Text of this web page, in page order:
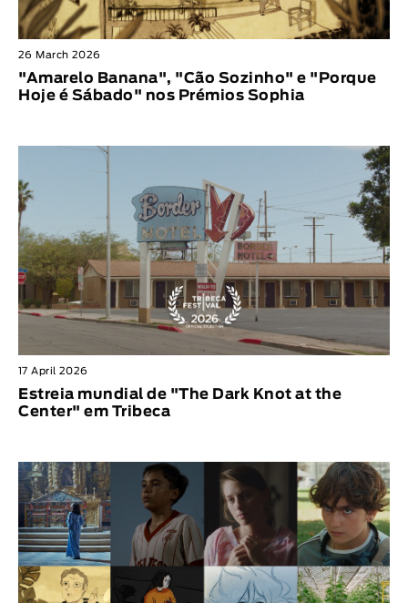
26 March 2026
"Amarelo Banana", "Cão Sozinho" e "Porque
Hoje é Sábado" nos Prémios Sophia
17 April 2026
Estreia mundial de "The Dark Knot at the
Center" em Tribeca